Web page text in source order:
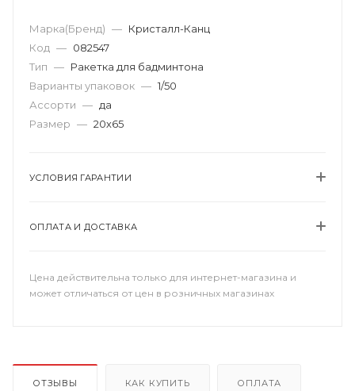
Марка(Бренд) — Кристалл-Канц
Код — 082547
Тип — Ракетка для бадминтона
Варианты упаковок — 1/50
Ассорти — да
Размер — 20х65
УСЛОВИЯ ГАРАНТИИ
ОПЛАТА И ДОСТАВКА
Цена действительна только для интернет-магазина и
может отличаться от цен в розничных магазинах
ОТЗЫВЫ КАК КУПИТЬ ОПЛАТА